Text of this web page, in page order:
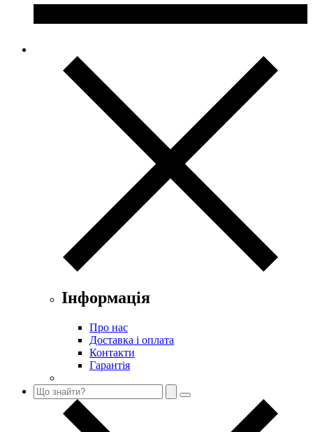
Інформація
Про нас
Доставка і оплата
Контакти
Гарантія